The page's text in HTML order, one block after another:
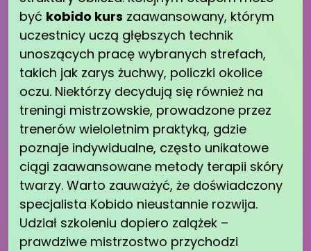
być kobido kurs zaawansowany, którym
uczestnicy uczą głębszych technik
unoszących pracę wybranych strefach,
takich jak zarys żuchwy, policzki okolice
oczu. Niektórzy decydują się również na
treningi mistrzowskie, prowadzone przez
trenerów wieloletnim praktyką, gdzie
poznaje indywidualne, często unikatowe
ciągi zaawansowane metody terapii skóry
twarzy. Warto zauważyć, że doświadczony
specjalista Kobido nieustannie rozwija.
Udział szkoleniu dopiero zalążek –
prawdziwe mistrzostwo przychodzi